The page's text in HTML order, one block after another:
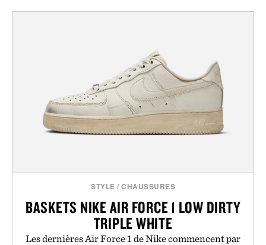
STYLE /CHAUSSURES
BASKETS NIKE AIR FORCE 1 LOW DIRTY
TRIPLE WHITE
Les dernières Air Force 1 de Nike commencent par